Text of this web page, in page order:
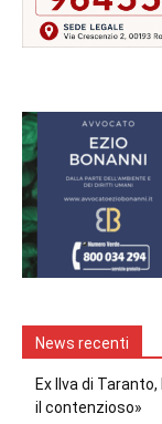
News recenti
Ex Ilva di
il contenzioso»